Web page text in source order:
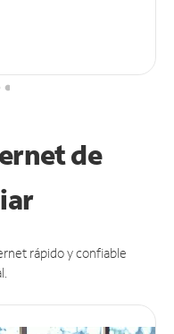
de
rápido y confiable